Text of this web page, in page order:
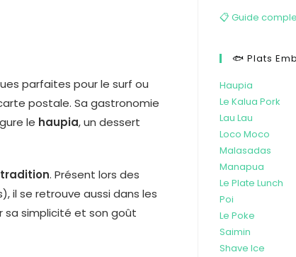
parfaites pour le surf ou
postale. Sa gastronomie
le haupia, un dessert
. Présent lors des
il se retrouve aussi dans les
sa simplicité et son goût
📋 Guide
🐟 Plats
Haupia
Le Kalua Pork
Lau Lau
Loco Moco
Malasadas
Manapua
Le Plate Lunch
Poi
Le Poke
Saimin
Shave Ice